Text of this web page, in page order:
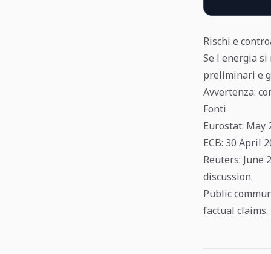
Rischi e
Se l energia
preliminari e
Avvertenza:
Fonti
Eurostat: May
ECB: 30 April
Reuters: June
discussion.
Public
factual claims.